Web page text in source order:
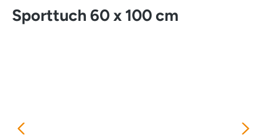
Sporttuch 60 x 100 cm